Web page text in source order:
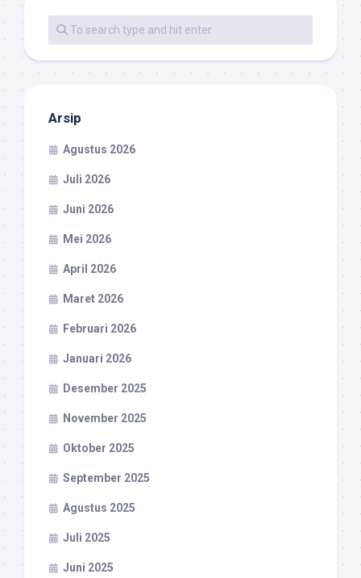
Arsip
Agustus 2026
Juli 2026
Juni 2026
Mei 2026
April 2026
Maret 2026
Februari 2026
Januari 2026
Desember 2025
November 2025
Oktober 2025
September 2025
Agustus 2025
Juli 2025
Juni 2025